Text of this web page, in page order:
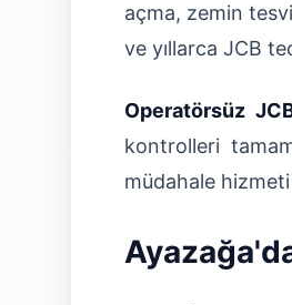
açma, zemin
ve yıllarca JCB
Operatörsüz
kontrolleri
müdahale